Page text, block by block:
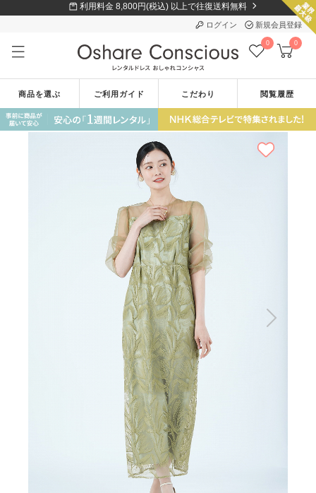
利用料金 8,800円(税込) 以上で往復送料無料
ログイン 新規会員登録
0 0
商品を選ぶ ご利用ガイド こだわり 閲覧履歴